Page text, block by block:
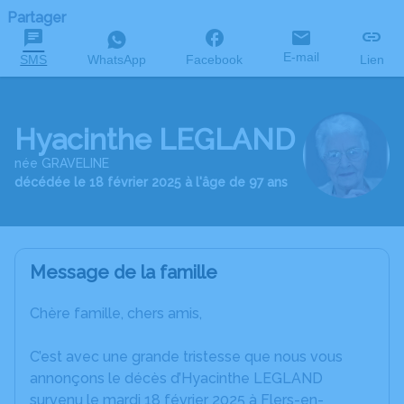
Partager
SMS WhatsApp Facebook E-mail Lien
Hyacinthe LEGLAND
née GRAVELINE
décédée le 18 février 2025 à l'âge de 97 ans
Message de la famille
Chère famille, chers amis,
C’est avec une grande tristesse que nous vous
annonçons le décès d’Hyacinthe LEGLAND
survenu le mardi 18 février 2025 à Flers-en-